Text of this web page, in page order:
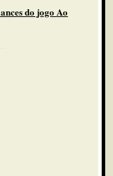
do jogo Ao